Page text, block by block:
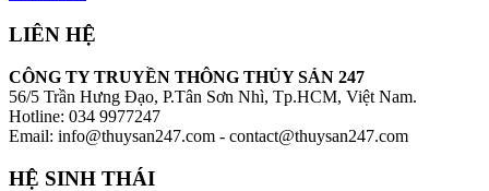
LIÊN HỆ
CÔNG TY TRUYỀN THÔNG THỦY SẢN 247
56/5 Trần Hưng Đạo, P.Tân Sơn Nhì, Tp.HCM, Việt Nam.
Hotline: 034 9977247
Email: info@thuysan247.com - contact@thuysan247.com
HỆ SINH THÁI